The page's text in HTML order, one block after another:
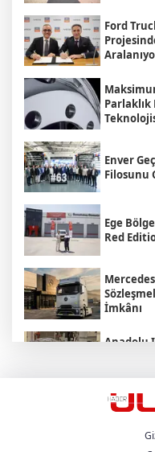
Ford
Parlaklık
Enver
Filosunu
Ege
Red
İmkânı
Anadolu
MAN ,